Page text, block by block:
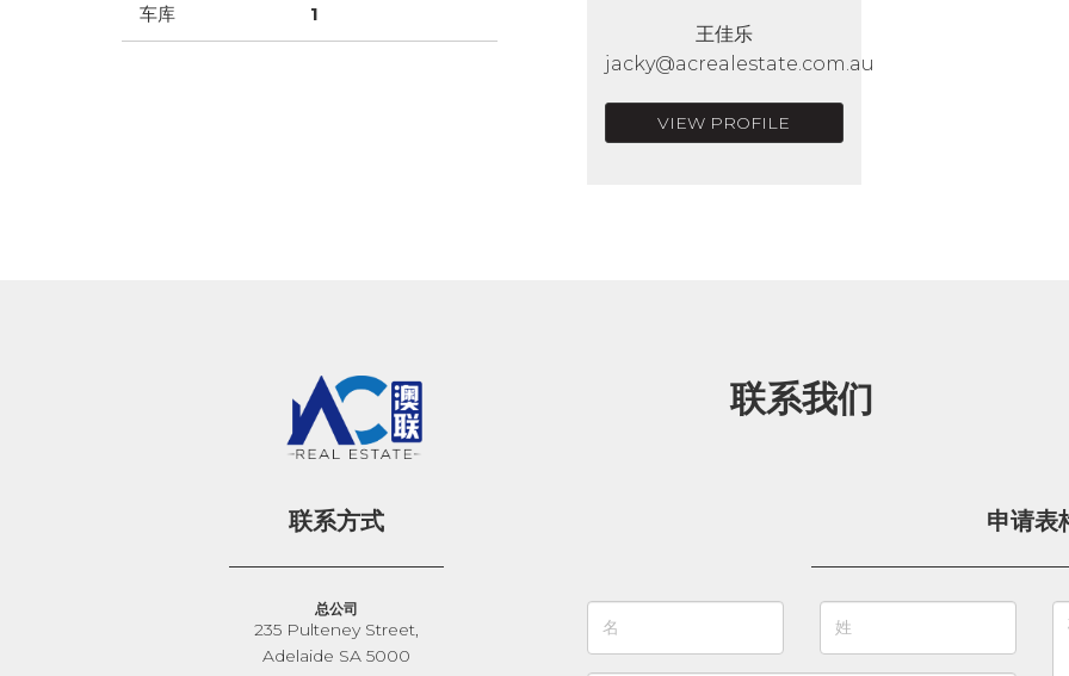
车库 1
王佳乐
jacky@acrealestate.com.au
VIEW PROFILE
联系我们
联系方式
总公司
235 Pulteney Street,
Adelaide SA 5000
申请表